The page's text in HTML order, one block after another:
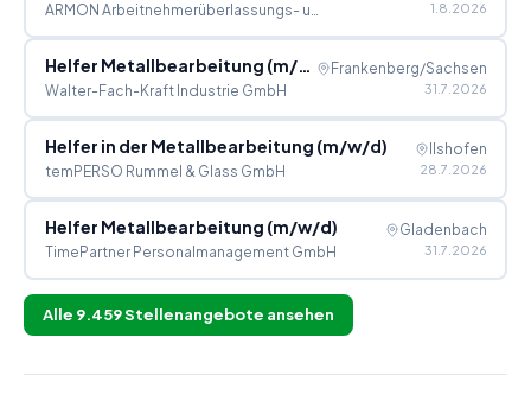
ARMON Arbeitnehmerüberlassungs- und Montage GmbH1.8.2026
Helfer Metallbearbeitung (m/w/d)
Walter-Fach-Kraft Industrie GmbH
Frankenberg/Sachsen
31.7.2026
Helfer in der Metallbearbeitung (m/w/d)
temPERSO Rummel & Glass GmbH
Ilshofen
28.7.2026
Helfer Metallbearbeitung (m/w/d)
TimePartner Personalmanagement GmbH
Gladenbach
31.7.2026
Alle 9.459Stellenangebote ansehen